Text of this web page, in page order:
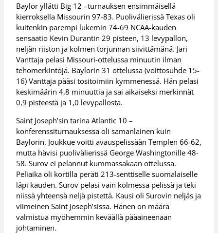
Baylor yllätti Big 12 –turnauksen ensimmäisellä
kierroksella Missourin 97-83. Puolivälierissä Texas oli
kuitenkin parempi lukemin 74-69 NCAA-kauden
sensaatio Kevin Durantin 29 pisteen, 13 levypallon,
neljän riiston ja kolmen torjunnan siivittämänä. Jari
Vanttaja pelasi Missouri-ottelussa minuutin ilman
tehomerkintöjä. Baylorin 31 ottelussa (voittosuhde 15-
16) Vanttaja pääsi tositoimiin kymmenessä. Hän pelasi
keskimäärin 4,8 minuuttia ja sai aikaiseksi merkinnät
0,9 pisteestä ja 1,0 levypallosta.
Saint Joseph’sin tarina Atlantic 10 –
konferenssiturnauksessa oli samanlainen kuin
Baylorin. Joukkue voitti avauspelissään Templen 66-62,
mutta hävisi puolivälierissä George Washingtonille 48-
58. Surov ei pelannut kummassakaan ottelussa.
Peliaika oli kortilla peräti 213-senttiselle suomalaiselle
läpi kauden. Surov pelasi vain kolmessa pelissä ja teki
niissä yhteensä neljä pistettä. Kausi oli Surovin neljäs ja
viimeinen Saint Joseph’sissa. Hänen on määrä
valmistua myöhemmin keväällä pääaineenaan
johtaminen.